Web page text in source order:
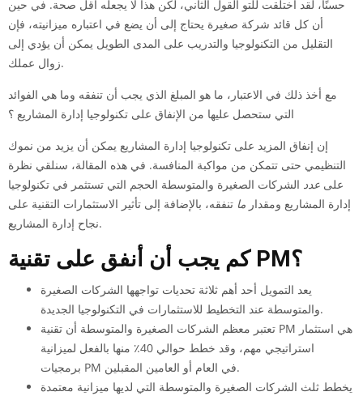
حسنًا، لقد اختلقت للتو القول الثاني، لكن هذا لا يجعله أقل صحة. في حين
أن كل قائد شركة صغيرة يحتاج إلى أن يضع في اعتباره ميزانيته، فإن
التقليل من التكنولوجيا والتدريب على المدى الطويل يمكن أن يؤدي إلى
زوال عملك.
مع أخذ ذلك في الاعتبار، ما هو المبلغ الذي يجب أن تنفقه وما هي الفوائد
التي ستحصل عليها من الإنفاق على تكنولوجيا إدارة المشاريع ؟
إن إنفاق المزيد على تكنولوجيا إدارة المشاريع يمكن أن يزيد من نموك
التنظيمي حتى تتمكن من مواكبة المنافسة. في هذه المقالة، سنلقي نظرة
على عدد الشركات الصغيرة والمتوسطة الحجم التي تستثمر في تكنولوجيا
إدارة المشاريع ومقدار ما تنفقه، بالإضافة إلى تأثير الاستثمارات التقنية على
نجاح إدارة المشاريع.
كم يجب أن أنفق على تقنية PM؟
يعد التمويل أحد أهم ثلاثة تحديات تواجهها الشركات الصغيرة
والمتوسطة عند التخطيط للاستثمارات في التكنولوجيا الجديدة.
تعتبر معظم الشركات الصغيرة والمتوسطة أن تقنية PM هي استثمار
استراتيجي مهم، وقد خطط حوالي 40٪ منها بالفعل لميزانية
برمجيات PM في العام أو العامين المقبلين.
يخطط ثلث الشركات الصغيرة والمتوسطة التي لديها ميزانية معتمدة